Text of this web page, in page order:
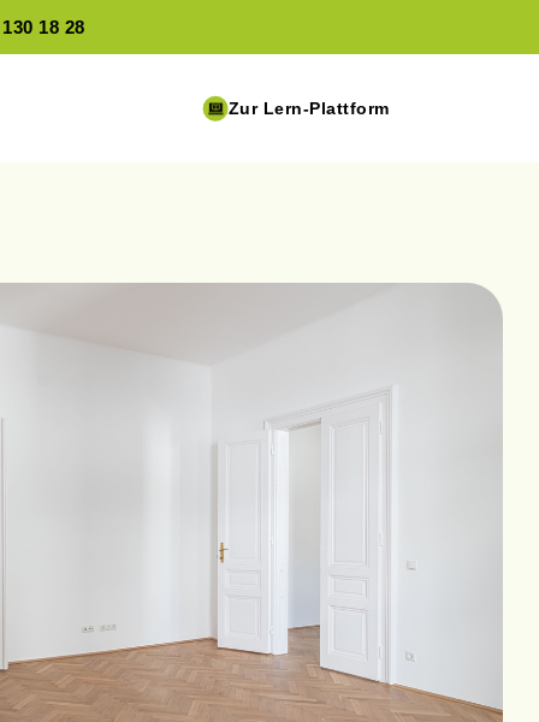
18 28
Zur Lern-Plattform